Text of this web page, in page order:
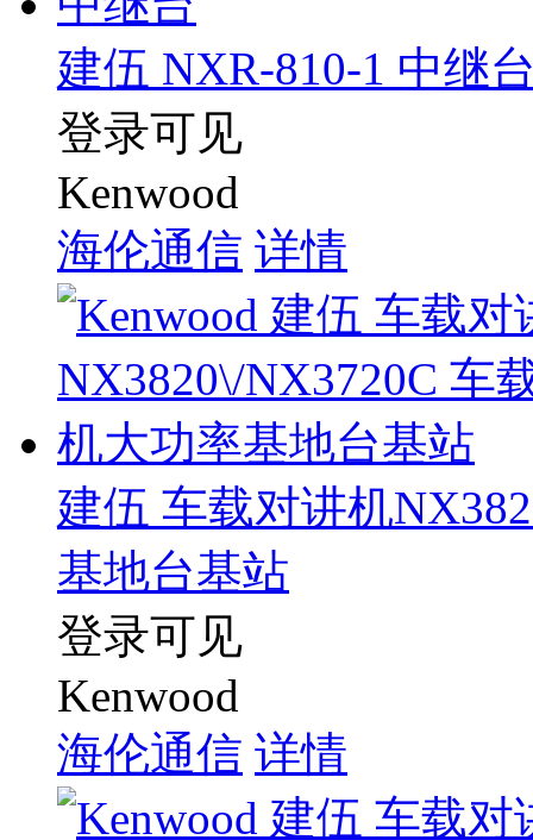
建伍 NXR-810-1 中继
登录可见
Kenwood
海伦通信 详情
建伍 车载对讲机
基地台基站
登录可见
Kenwood
海伦通信 详情